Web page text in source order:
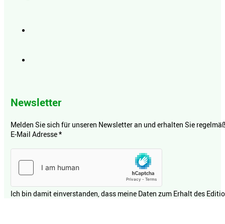
Newsletter
Melden Sie sich für unseren Newsletter an und erhalten Sie
E-Mail Adresse*
Ich bin damit einverstanden, dass meine Daten zum Erhalt des